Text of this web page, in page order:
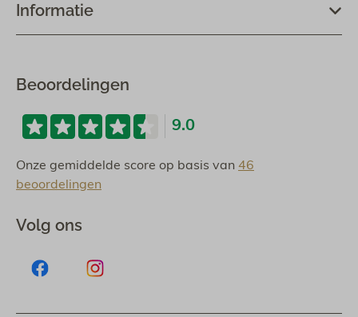
Informatie
Beoordelingen
9.0
Onze gemiddelde score op basis van 46
beoordelingen
Volg ons